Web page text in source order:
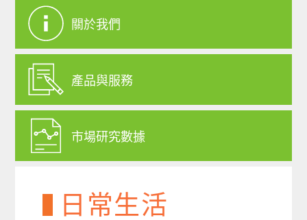
關於我們
產品與服務
市場研究數據
日常生活